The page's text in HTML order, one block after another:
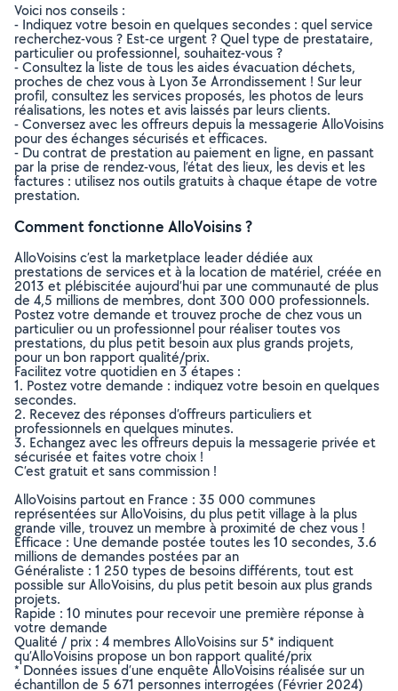
Voici nos conseils :
- Indiquez votre besoin en quelques secondes : quel service
recherchez-vous ? Est-ce urgent ? Quel type de prestataire,
particulier ou professionnel, souhaitez-vous ?
- Consultez la liste de tous les aides évacuation déchets,
proches de chez vous à Lyon 3e Arrondissement ! Sur leur
profil, consultez les services proposés, les photos de leurs
réalisations, les notes et avis laissés par leurs clients.
- Conversez avec les offreurs depuis la messagerie AlloVoisins
pour des échanges sécurisés et efficaces.
- Du contrat de prestation au paiement en ligne, en passant
par la prise de rendez-vous, l’état des lieux, les devis et les
factures : utilisez nos outils gratuits à chaque étape de votre
prestation.
Comment fonctionne AlloVoisins ?
AlloVoisins c’est la marketplace leader dédiée aux
prestations de services et à la location de matériel, créée en
2013 et plébiscitée aujourd’hui par une communauté de plus
de 4,5 millions de membres, dont 300 000 professionnels.
Postez votre demande et trouvez proche de chez vous un
particulier ou un professionnel pour réaliser toutes vos
prestations, du plus petit besoin aux plus grands projets,
pour un bon rapport qualité/prix.
Facilitez votre quotidien en 3 étapes :
1. Postez votre demande : indiquez votre besoin en quelques
secondes.
2. Recevez des réponses d’offreurs particuliers et
professionnels en quelques minutes.
3. Echangez avec les offreurs depuis la messagerie privée et
sécurisée et faites votre choix !
C’est gratuit et sans commission !
AlloVoisins partout en France : 35 000 communes
représentées sur AlloVoisins, du plus petit village à la plus
grande ville, trouvez un membre à proximité de chez vous !
Efficace : Une demande postée toutes les 10 secondes, 3.6
millions de demandes postées par an
Généraliste : 1 250 types de besoins différents, tout est
possible sur AlloVoisins, du plus petit besoin aux plus grands
projets.
Rapide : 10 minutes pour recevoir une première réponse à
votre demande
Qualité / prix : 4 membres AlloVoisins sur 5* indiquent
qu’AlloVoisins propose un bon rapport qualité/prix
* Données issues d’une enquête AlloVoisins réalisée sur un
échantillon de 5 671 personnes interrogées (Février 2024)